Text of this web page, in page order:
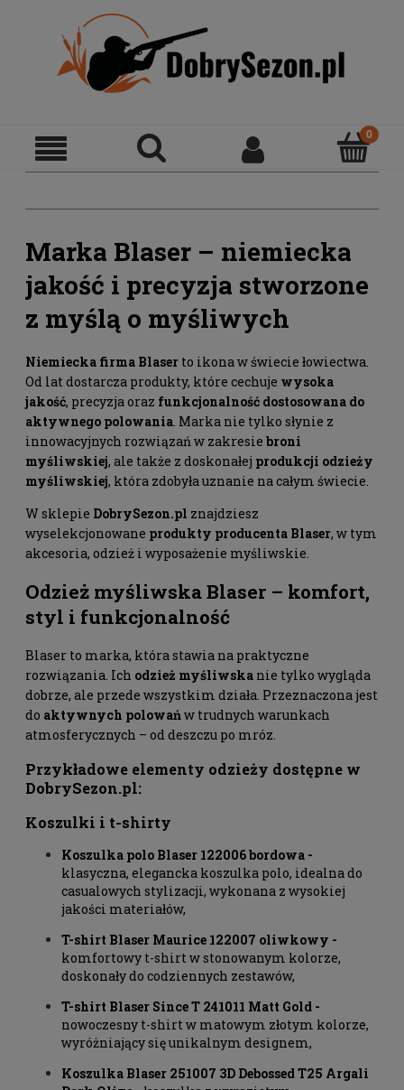
Marka Blaser – niemiecka
jakość i precyzja stworzone
z myślą o myśliwych
Niemiecka firma Blaser to ikona w świecie łowiectwa.
Od lat dostarcza produkty, które cechuje wysoka
jakość, precyzja oraz funkcjonalność dostosowana do
aktywnego polowania. Marka nie tylko słynie z
innowacyjnych rozwiązań w zakresie broni
myśliwskiej, ale także z doskonałej produkcji odzieży
myśliwskiej, która zdobyła uznanie na całym świecie.
W sklepie DobrySezon.pl znajdziesz
wyselekcjonowane produkty producenta Blaser, w tym
akcesoria, odzież i wyposażenie myśliwskie.
Odzież myśliwskaBlaser – komfort,
styl i funkcjonalność
Blaser to marka, która stawia na praktyczne
rozwiązania. Ich odzież myśliwska nie tylko wygląda
dobrze, ale przede wszystkim działa. Przeznaczona jest
do aktywnych polowańw trudnych warunkach
atmosferycznych – od deszczu po mróz.
Przykładowe elementy odzieży dostępne w
DobrySezon.pl:
Koszulki i t-shirty
Koszulka polo Blaser 122006 bordowa -
klasyczna, elegancka koszulka polo, idealna do
casualowych stylizacji, wykonana z wysokiej
jakości materiałów,
T-shirt Blaser Maurice 122007 oliwkowy -
komfortowy t-shirt w stonowanym kolorze,
doskonały do codziennych zestawów,
T-shirt Blaser Since T 241011 Matt Gold -
nowoczesny t-shirt w matowym złotym kolorze,
wyróżniający się unikalnym designem,
Koszulka Blaser 251007 3D Debossed T25 Argali